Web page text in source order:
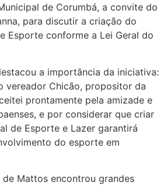
de Corumbá, a convite do
para discutir a criação do
Esporte conforme a Lei Geral do
a importância da iniciativa:
vereador Chicão, propositor da
prontamente pela amizade e
e por considerar que criar
de Esporte e Lazer garantirá
do esporte em
de Mattos encontrou grandes